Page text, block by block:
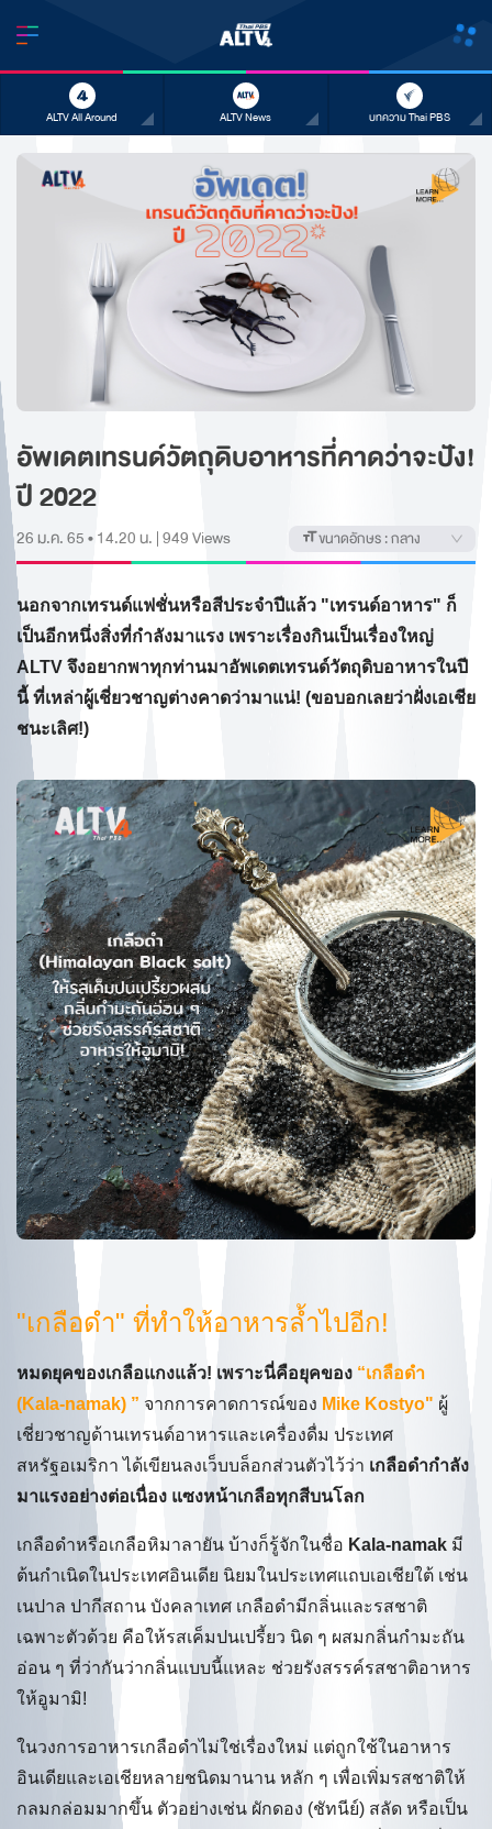
ALTV All Around ALTV News บทความ Thai PBS
อัพเดตเทรนด์วัตถุดิบอาหารที่คาดว่าจะปัง!
ปี 2022
26 ม.ค. 65 • 14.20 น. |949Views ขนาดอักษร :กลาง
นอกจากเทรนด์แฟชั่นหรือสีประจำปีแล้ว "เทรนด์อาหาร" ก็
เป็นอีกหนึ่งสิ่งที่กำลังมาแรง เพราะเรื่องกินเป็นเรื่องใหญ่
ALTV จึงอยากพาทุกท่านมาอัพเดตเทรนด์วัตถุดิบอาหารในปี
นี้ ที่เหล่าผู้เชี่ยวชาญต่างคาดว่ามาแน่! (ขอบอกเลยว่าฝั่งเอเชีย
ชนะเลิศ!)
"เกลือดำ" ที่ทำให้อาหารล้ำไปอีก!
หมดยุคของเกลือแกงแล้ว! เพราะนี่คือยุคของ “เกลือดำ
(Kala-namak) ” จากการคาดการณ์ของ Mike Kostyo" ผู้
เชี่ยวชาญด้านเทรนด์อาหารและเครื่องดื่ม ประเทศ
สหรัฐอเมริกา ได้เขียนลงเว็บบล็อกส่วนตัวไว้ว่า เกลือดำกำลัง
มาแรงอย่างต่อเนื่อง แซงหน้าเกลือทุกสีบนโลก
เกลือดำหรือเกลือหิมาลายัน บ้างก็รู้จักในชื่อ Kala-namak มี
ต้นกำเนิดในประเทศอินเดีย นิยมในประเทศแถบเอเชียใต้ เช่น
เนปาล ปากีสถาน บังคลาเทศ เกลือดำมีกลิ่นและรสชาติ
เฉพาะตัวด้วย คือให้รสเค็มปนเปรี้ยว นิด ๆ ผสมกลิ่นกำมะถัน
อ่อน ๆ ที่ว่ากันว่ากลิ่นแบบนี้แหละ ช่วยรังสรรค์รสชาติอาหาร
ให้อูมามิ!
ในวงการอาหารเกลือดำไม่ใช่เรื่องใหม่ แต่ถูกใช้ในอาหาร
อินเดียและเอเชียหลายชนิดมานาน หลัก ๆ เพื่อเพิ่มรสชาติให้
กลมกล่อมมากขึ้น ตัวอย่างเช่น ผักดอง (ชัทนีย์) สลัด หรือเป็น